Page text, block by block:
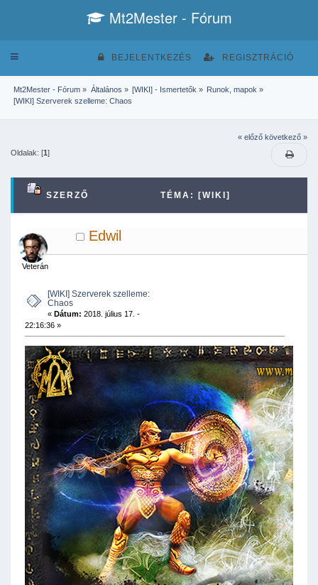
Mt2Mester - Fórum
Toggle
BEJELENTKEZÉS REGISZTRÁCIÓ
Mt2Mester - Fórum » Általános » [WIKI] - Ismertetők » Runok, mapok »
[WIKI] Szerverek szelleme: Chaos
« előző következő »
Oldalak: [1]
SZERZŐ TÉMA: [WIKI]
SZERVEREK SZELLEME: CHAOS (MEGTEKINTVE
55161 ALKALOMMAL)
Edwil
Veterán
[WIKI] Szerverek szelleme:
Chaos
«Dátum: 2018. július 17. -
22:16:36 »